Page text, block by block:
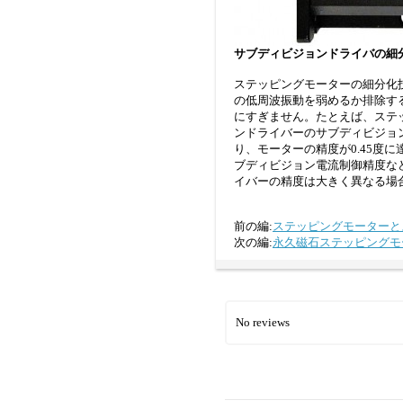
サブディビジョンドライバの
ステッピングモーターの細分
の低周波振動を弱めるか排除
にすぎません。たとえば、ス
ンドライバーのサブディビジ
り、モーターの精度が0.45度
ブディビジョン電流制御精度
イバーの精度は大きく異なる
前の編:ステッピングモーター
次の編:永久磁石ステッピング
No reviews